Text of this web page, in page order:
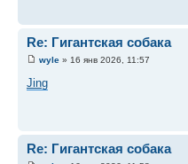
Re: Гигантская собака
wyle » 16 янв 2026, 11:57
Jing
Re: Гигантская собака